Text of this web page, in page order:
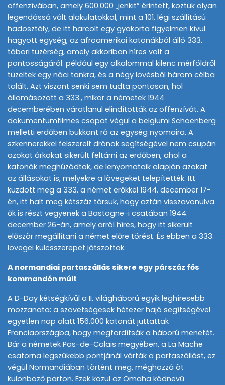
offenzívában, amely 600.000 „jenkit” érintett, köztük olyan
legendássá vált alakulatokkal, mint a 101. légi szállítású
hadosztály, de itt harcolt egy gyakorta figyelmen kívül
hagyott egység, az afroamerikai katonákból álló 333.
tábori tüzérség, amely akkoriban híres volt a
pontosságáról: például egy alkalommal kilenc mérföldről
tüzeltek egy náci tankra, és a négy lövésből három célba
talált. Azt viszont senki sem tudta pontosan, hol
állomásozott a 333., mikor a németek 1944
decemberében váratlanul elindították az offenzívát. A
dokumentumfilmes csapat végül a belgiumi Schoenberg
melletti erdőben bukkant rá az egység nyomaira. A
szkennerekkel felszerelt drónok segítségével nem csupán
azokat árkokat sikerült feltárni az erdőben, ahol a
katonák meghúzódtak, de lenyomataik alapján azokat
az állásokat is, melyekre a lövegeket telepítették. Itt
küzdött meg a 333. a német erőkkel 1944. december 17-
én, itt halt meg kétszáz társuk, hogy aztán visszavonulva
ők is részt vegyenek a Bastogne-i csatában 1944.
december 26-án, amely arról híres, hogy itt sikerült
először megállítani a német előre törést. És ebben a 333.
lövegei kulcsszerepet játszottak.
A normandiai partaszállás sikere egy párszáz fős
kommandón múlt
A D-Day kétségkívül a II. világháború egyik leghíresebb
mozzanata: a szövetségesek hétezer hajó segítségével
egyetlen nap alatt 156.000 katonát juttattak
Franciaországba, hogy megfordítsák a háború menetét.
Bár a németek Pas-de-Calais megyében, a La Mache
csatorna legszűkebb pontjánál várták a partaszállást, ez
végül Normandiában történt meg, méghozzá öt
különböző parton. Ezek közül az Omaha kódnevű